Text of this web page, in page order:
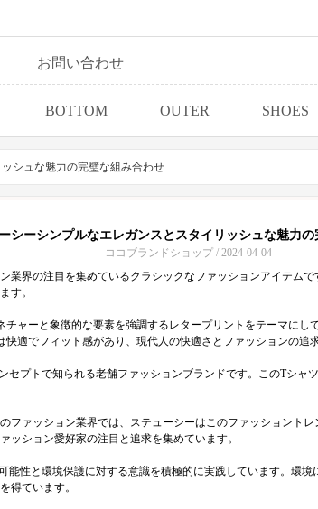
お問い合わせ
BOTTOM OUTER SHOES
シュな魅力の完璧な組み合わせ
シーシンプルなエレガンスとスタイリッシュな魅力
ココブランドショップ / 2024-04-04
業界の注目を集めているクラシックなファッションアイテム
す。
ャーと象徴的な要素を強調するレタープリントをテーマに
適でフィット感があり、現代人の快適さとファッションの追
プトで知られる老舗ファッションブランドです。このTシ
ファッション業界では、ステューシーはこのファッショント
ッション愛好家の注目と追求を集めています。
性と環境保護に対する意識を積極的に実践しています。環
得ています。